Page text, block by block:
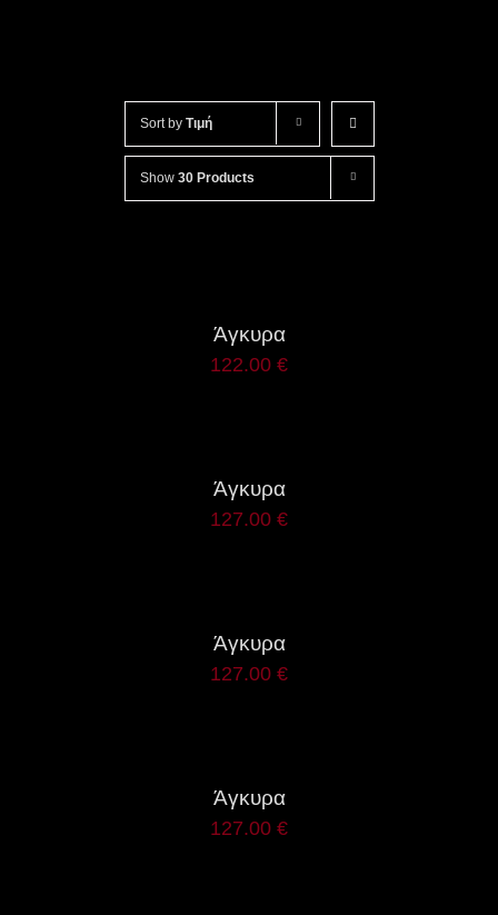
Sort by Τιμή
Show 30 Products
Άγκυρα
122.00 €
Άγκυρα
127.00 €
Άγκυρα
127.00 €
Άγκυρα
127.00 €